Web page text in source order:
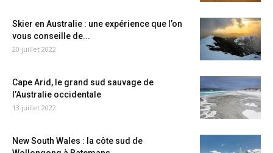
Skier en Australie : une expérience que l’on
vous conseille de...
20 juillet 2022
Cape Arid, le grand sud sauvage de
l’Australie occidentale
13 juillet 2022
New South Wales : la côte sud de